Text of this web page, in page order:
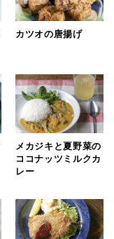
カツオの唐揚げ
メカジキと夏野菜の
ココナッツミルクカ
レー